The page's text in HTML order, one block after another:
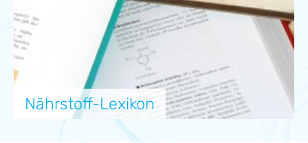
Nährstoff-Lexikon